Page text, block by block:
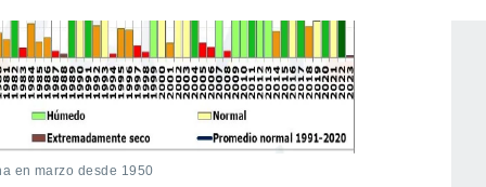
en marzo desde 1950